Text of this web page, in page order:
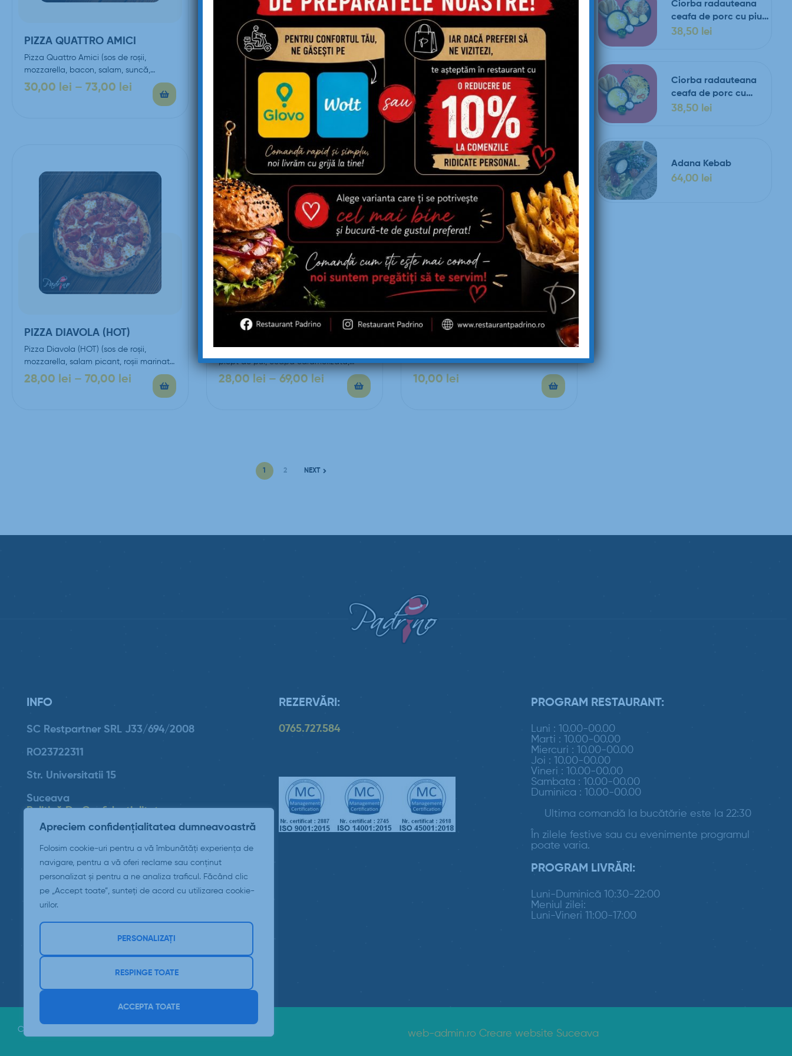
Apreciem confidențialitatea dumneavoastră
Folosim cookie-uri pentru a vă îmbunătăți experiența de
navigare, pentru a vă oferi reclame sau conținut
personalizat și pentru a ne analiza traficul. Făcând clic
pe „Accept toate”, sunteți de acord cu utilizarea cookie-
urilor.
PERSONALIZAȚI
RESPINGE TOATE
ACCEPTA TOATE
PIZZA QUATTRO AMICI
Pizza Quattro Amici (sos de roşii,
mozzarella, bacon, salam, suncă,
porumb, ciuperci, ardei gras, parmezan,
30,00 lei – 73,00 lei
PIZZA BABY
Pizza Baby (sos de roşii, mozzarella,
suncă, porumb)
– 64,00
PIZZA QUATTRO STAGGIONI
Pizza Quattro Staggioni (sos de roşii,
mozzarella, suncă, ciuperci, măsline,
ardei gras)
28,00 lei – 69,00lei
PIZZA DIAVOLA (HOT)
Pizza Diavola (HOT) (sos de roşii,
mozzarella, salam picant, roşii marinate,
sos chilly)
28,00 lei – 70,00 lei
PIZZA CU PUI
Pizza cu pui (sos de roşii, mozzarella,
piept de pui, ceapă caramelizată,
parmezan, sos chilly)…
28,00 lei – 69,00 lei
FOCACCIA SIMPLĂ
Focaccia simplă 300g
10,00 lei
1 2 NEXT
Ciorba radauteana
ceafa de porc cu piure
de cartofi si salata de
38,50 lei
Ciorba radauteana
ceafa de porc cu
cartofi prajiti si salata
38,50 lei
Adana Kebab
64,00 lei
INFO
SC Restpartner SRL J33/694/2008
RO23722311
Str. Universitatii 15
Suceava
Politică De Confidențialitate
Politica Cookie
REZERVĂRI:
0765.727.584
PROGRAM RESTAURANT:
Luni : 10.00-00.00
Marti : 10.00-00.00
Miercuri : 10.00-00.00
Joi : 10.00-00.00
Vineri : 10.00-00.00
Sambata : 10.00-00.00
Duminica : 10.00-00.00
Ultima comandă la bucătărie este la 22:30
În zilele festive sau cu evenimente programul
poate varia.
PROGRAM LIVRĂRI:
Luni-Duminică 10:30-22:00
Meniul zilei:
Luni-Vineri 11:00-17:00
Copyright © 2026 Padrino Suceava web-admin.ro Creare website Suceava